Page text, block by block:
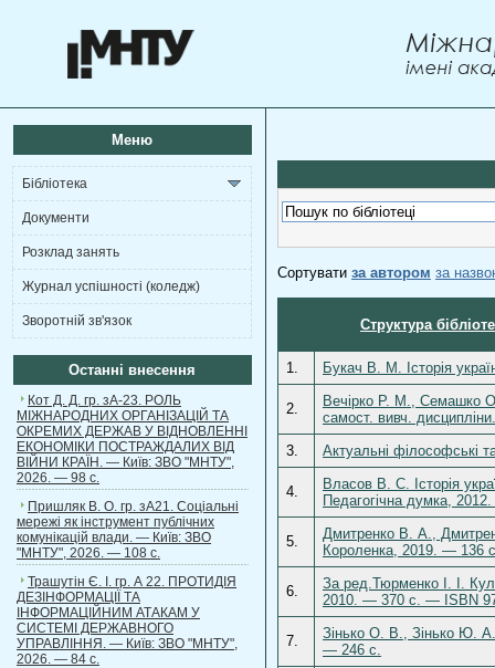
Меню
Бібліотека
Документи
Розклад занять
Журнал успішності (коледж)
Зворотній зв'язок
Останні внесення
Кот Д. Д. гр. зА-23. РОЛЬ
МІЖНАРОДНИХ ОРГАНІЗАЦІЙ ТА
ОКРЕМИХ ДЕРЖАВ У ВІДНОВЛЕННІ
ЕКОНОМІКИ ПОСТРАЖДАЛИХ ВІД
ВІЙНИ КРАЇН. — Київ: ЗВО "МНТУ",
2026. — 98 с.
Пришляк В. О. гр. зА21. Соціальні
мережі як інструмент публічних
комунікацій влади. — Київ: ЗВО
"МНТУ", 2026. — 108 с.
Трашутін Є. І. гр. А 22. ПРОТИДІЯ
ДЕЗІНФОРМАЦІЇ ТА
ІНФОРМАЦІЙНИМ АТАКАМ У
СИСТЕМІ ДЕРЖАВНОГО
УПРАВЛІННЯ. — Київ: ЗВО "МНТУ",
2026. — 84 с.
Сортувати за автором за
Структура
1. Букач В. М. Історія
2.
Вечірко Р. М., Семашко
самост. вивч.
3.
Актуальні філософські
4.
Власов В. С. Історія
Педагогічна думка,
5.
Дмитренко В. А.,
Короленка, 2019. — 136
6.
За ред.Тюрменко І. І.
2010. — 370 с. — ISBN
7.
Зінько О. В., Зінько Ю. А.
— 246 с.